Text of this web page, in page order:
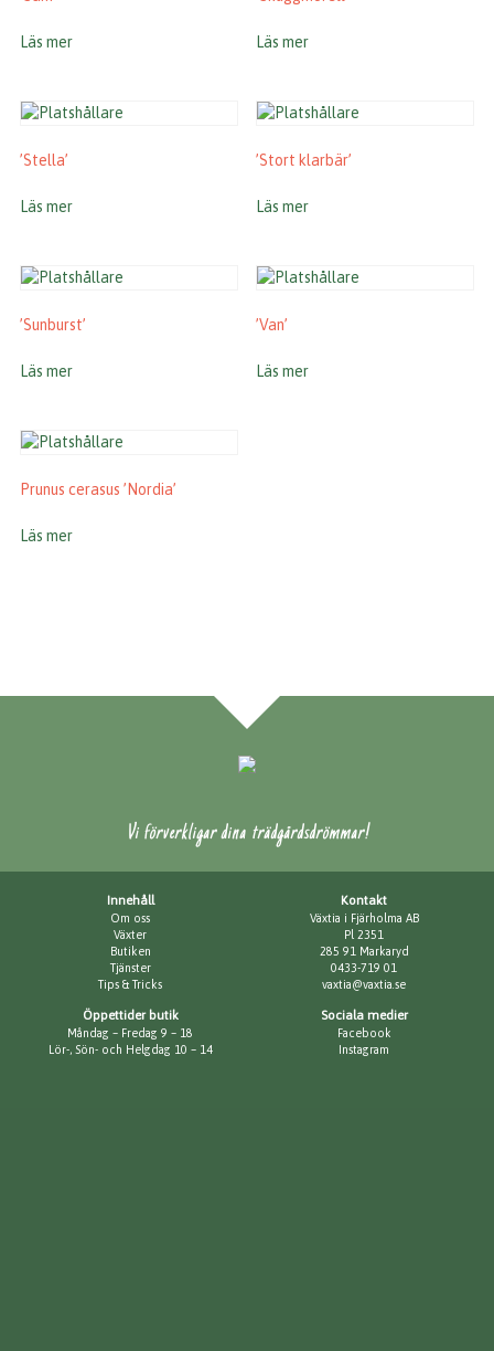
Läs mer Läs mer
’Stella’
Läs mer
’Stort klarbär’
Läs mer
’Sunburst’
Läs mer
’Van’
Läs mer
Prunus cerasus ’Nordia’
Läs mer
Vi förverkligar dina trädgårdsdrömmar!
Innehåll
Om oss
Växter
Butiken
Tjänster
Tips & Tricks
Kontakt
Växtia i Fjärholma AB
Pl 2351
285 91 Markaryd
0433-719 01
vaxtia@vaxtia.se
Öppettider butik
Måndag – Fredag 9 – 18
Lör-, Sön- och Helgdag 10 – 14
Sociala medier
Facebook
Instagram